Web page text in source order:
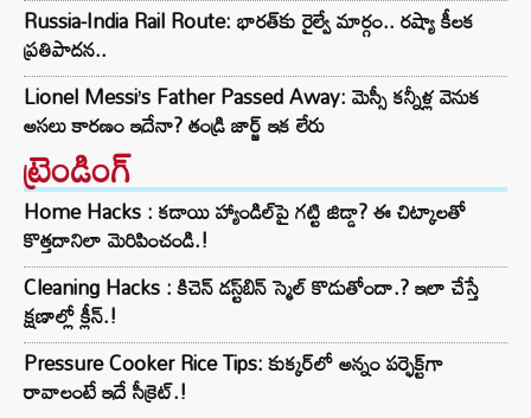
Russia-India Rail Route: భారత్‌కు రైల్వే మార్గం.. రష్యా కీలక
ప్రతిపాదన..
Lionel Messi’s Father Passed Away: మెస్సీ కన్నీళ్ల వెనుక
అసలు కారణం ఇదేనా? తండ్రి జార్జ్ ఇక లేరు
ట్రెండింగ్‌
Home Hacks : కడాయి హ్యాండిల్‌పై గట్టి జిడ్డా? ఈ చిట్కాలతో
కొత్తదానిలా మెరిపించండి.!
Cleaning Hacks : కిచెన్ డస్ట్‌బిన్ స్మెల్ కొడుతోందా.? ఇలా చేస్తే
క్షణాల్లో క్లీన్.!
Pressure Cooker Rice Tips: కుక్కర్‌లో అన్నం పర్ఫెక్ట్‌గా
రావాలంటే ఇదే సీక్రెట్.!